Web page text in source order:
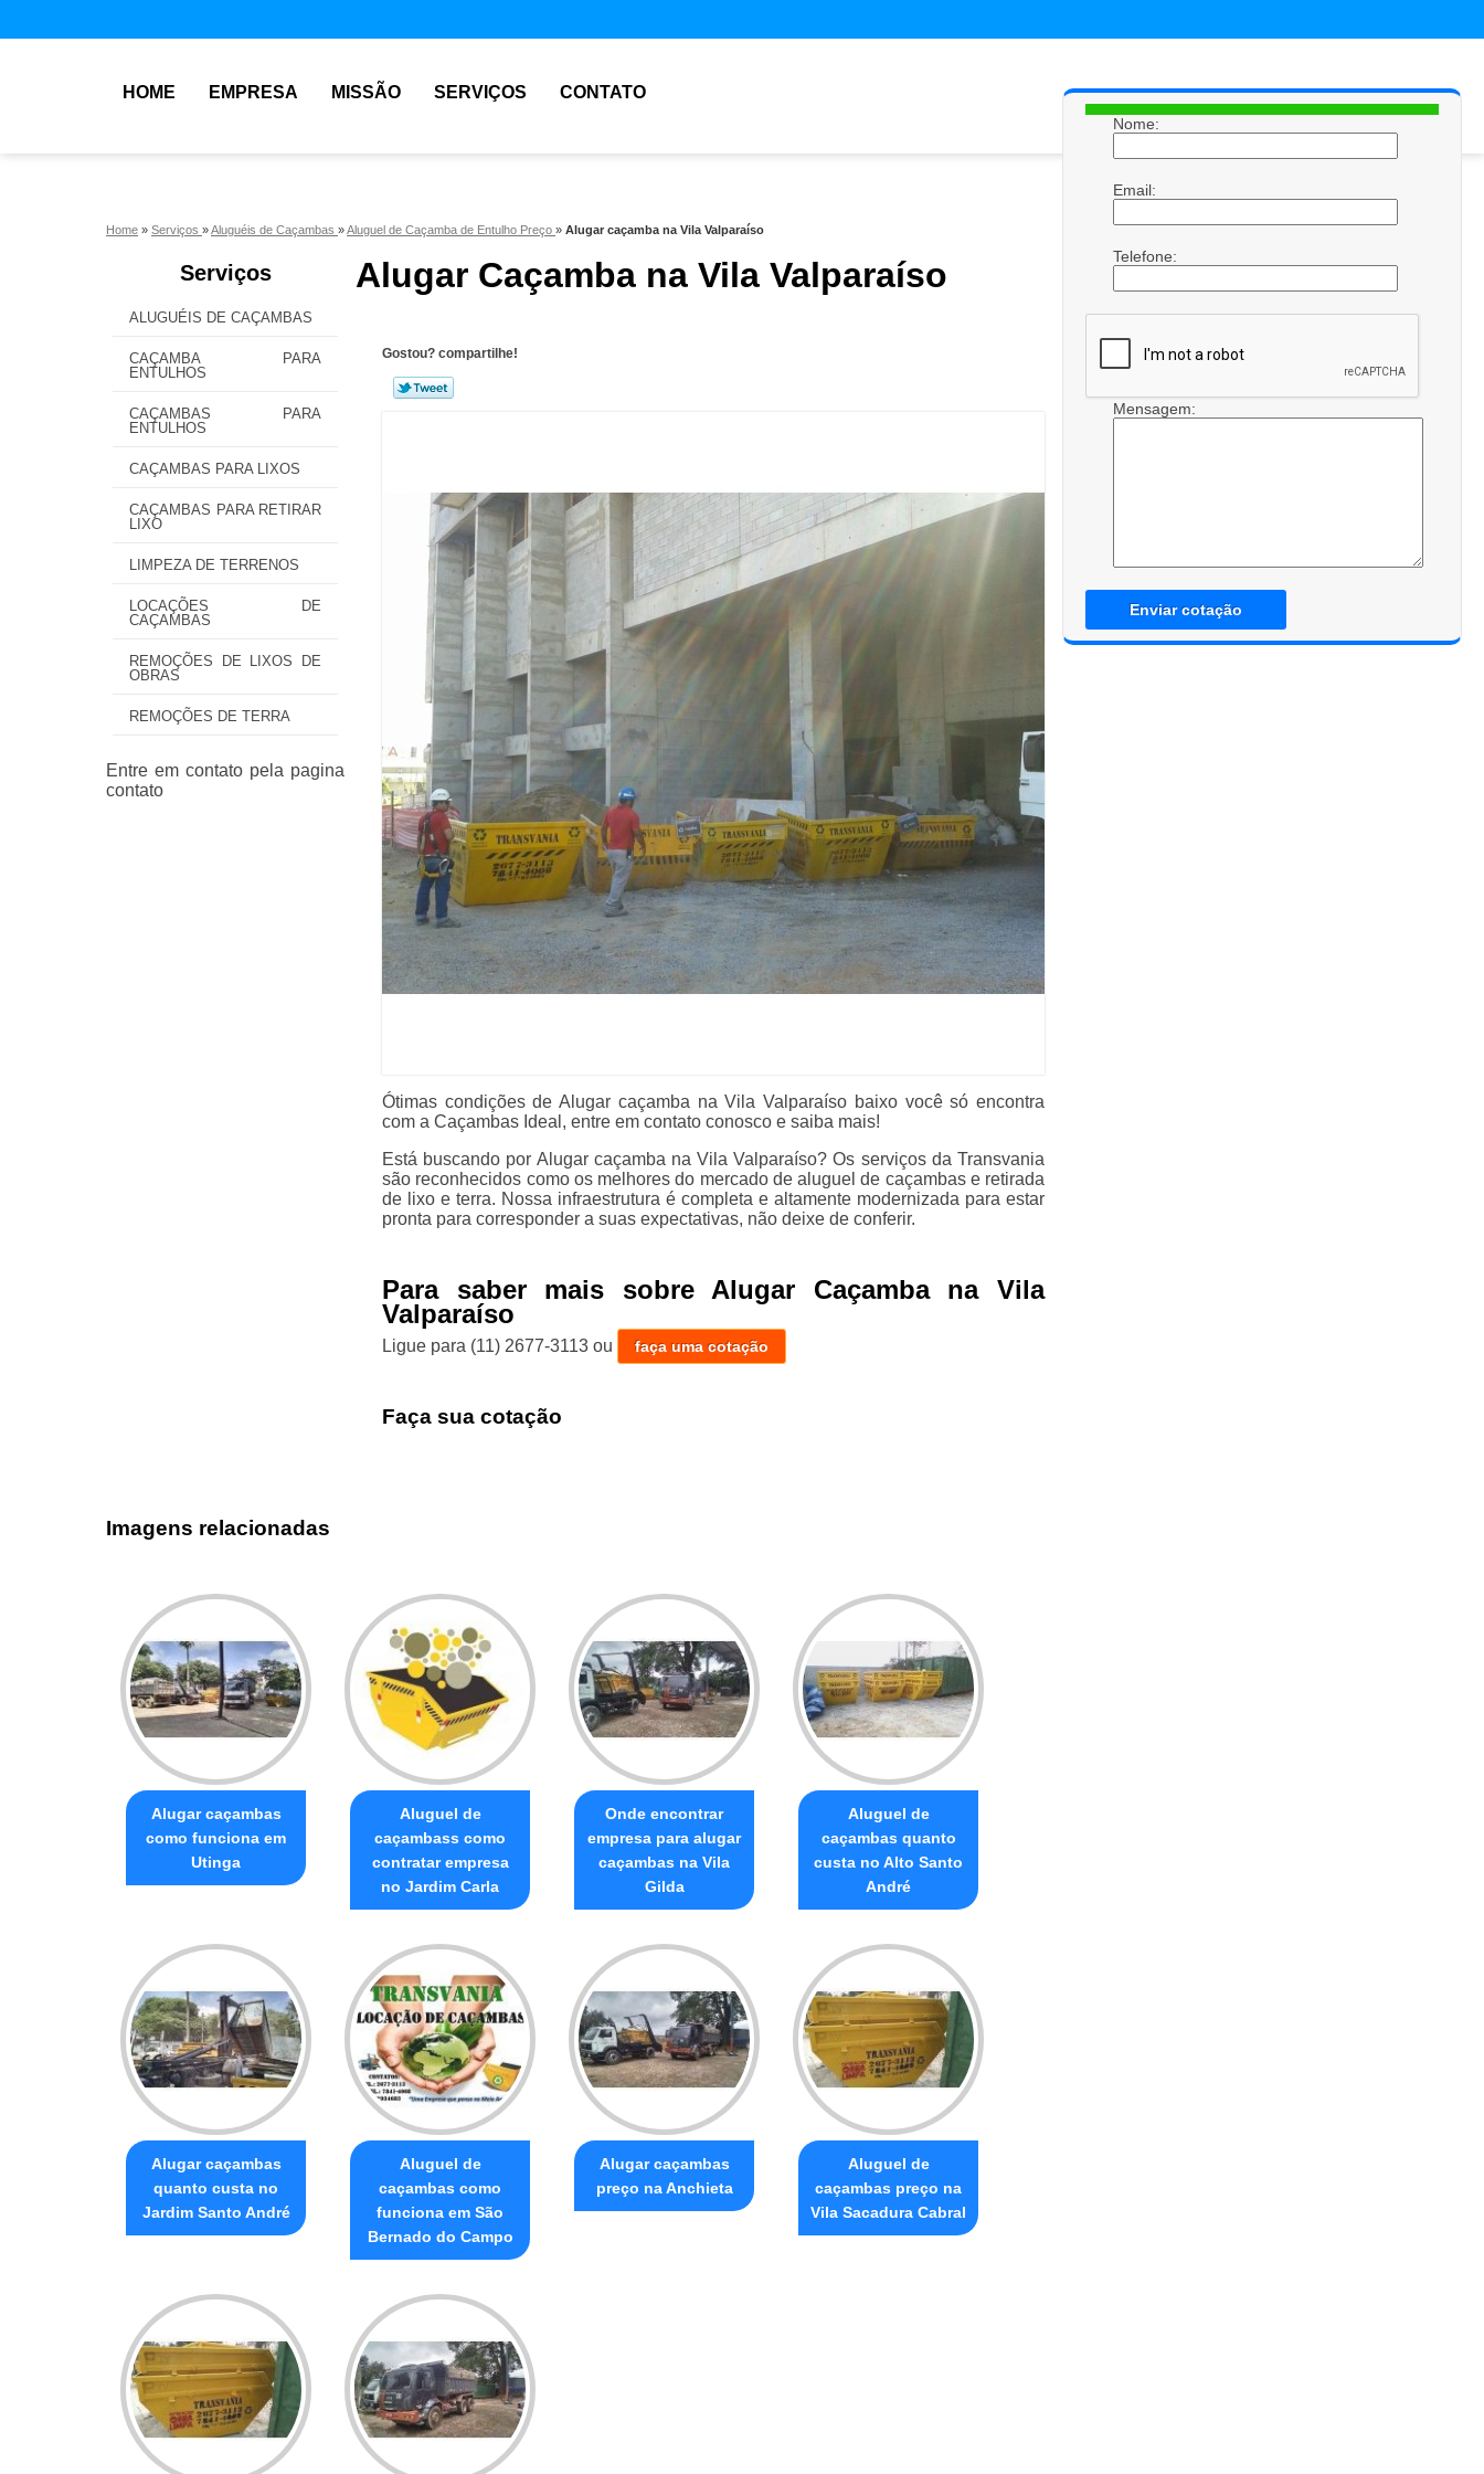
HOME EMPRESA MISSÃO SERVIÇOS CONTATO
Home » Serviços »Aluguéis de Caçambas »Aluguel de Caçamba de Entulho Preço » Alugar caçamba na Vila Valparaíso
Serviços
ALUGUÉIS DE CAÇAMBAS
CAÇAMBA PARA
ENTULHOS
CAÇAMBAS PARA
ENTULHOS
CAÇAMBAS PARA LIXOS
CAÇAMBAS PARA RETIRAR
LIXO
LIMPEZA DE TERRENOS
LOCAÇÕES DE
CAÇAMBAS
REMOÇÕES DE LIXOS DE
OBRAS
REMOÇÕES DE TERRA
Alugar Caçamba na Vila Valparaíso
Gostou? compartilhe!
Ótimas condições de Alugar caçamba na Vila Valparaíso baixo você só encontra
com a Caçambas Ideal, entre em contato conosco e saiba mais!
Está buscando por Alugar caçamba na Vila Valparaíso? Os serviços da Transvania
são reconhecidos como os melhores do mercado de aluguel de caçambas e retirada
de lixo e terra. Nossa infraestrutura é completa e altamente modernizada para estar
pronta para corresponder a suas expectativas, não deixe de conferir.
Para saber mais sobre Alugar Caçamba na Vila
Valparaíso
Ligue para (11) 2677-3113 ou faça uma cotação
Faça sua cotação
Nome:
Email:
Telefone:
Mensagem:
Enviar cotação
Imagens relacionadas
Alugar caçambas
como funciona em
Utinga
Aluguel de
caçambass como
contratar empresa
no Jardim Carla
Onde encontrar
empresa para alugar
caçambas na Vila
Gilda
Aluguel de
caçambas quanto
custa no Alto Santo
André
Alugar caçambas
quanto custa no
Jardim Santo André
Aluguel de
caçambas como
funciona em São
Bernado do Campo
Alugar caçambas
preço na Anchieta
Aluguel de
caçambas preço na
Vila Sacadura Cabral